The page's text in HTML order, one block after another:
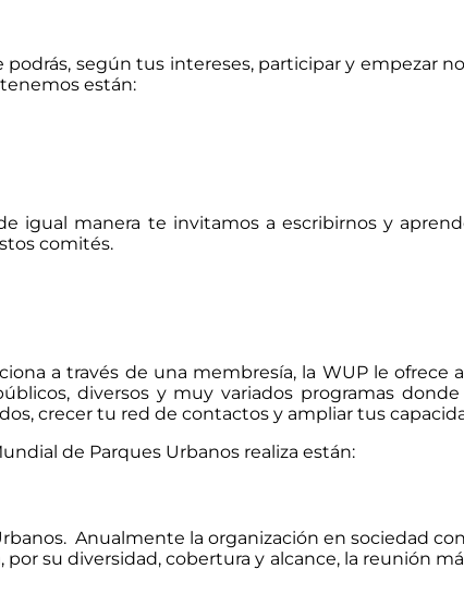
según tus intereses, participar y empezar
están:
igual manera te invitamos a escribirnos y
comités.
a través de una membresía, la WUP le ofrece
diversos y muy variados programas
crecer tu red de contactos y ampliar tus
de Parques Urbanos realiza están:
Anualmente la organización en sociedad
su diversidad, cobertura y alcance, la reunión